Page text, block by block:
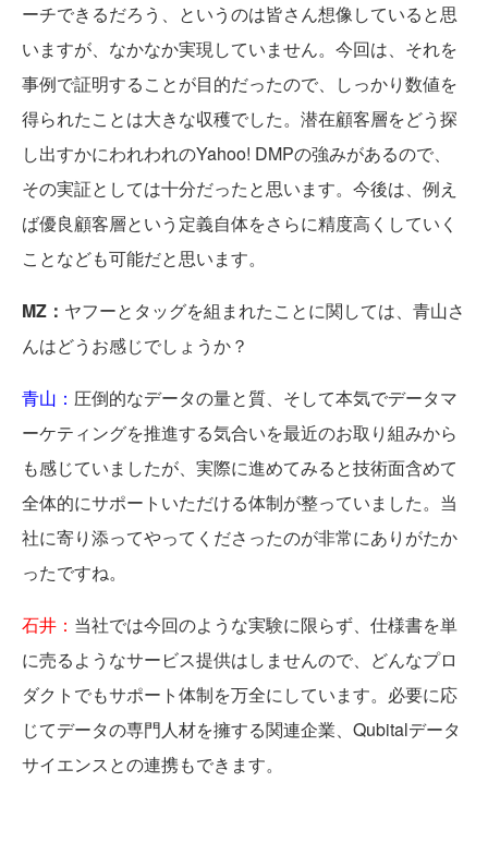
ーチできるだろう、というのは皆さん想像していると思
いますが、なかなか実現していません。今回は、それを
事例で証明することが目的だったので、しっかり数値を
得られたことは大きな収穫でした。潜在顧客層をどう探
し出すかにわれわれのYahoo! DMPの強みがあるので、
その実証としては十分だったと思います。今後は、例え
ば優良顧客層という定義自体をさらに精度高くしていく
ことなども可能だと思います。
MZ： ヤフーとタッグを組まれたことに関しては、青山さ
んはどうお感じでしょうか？
青山： 圧倒的なデータの量と質、そして本気でデータマ
ーケティングを推進する気合いを最近のお取り組みから
も感じていましたが、実際に進めてみると技術面含めて
全体的にサポートいただける体制が整っていました。当
社に寄り添ってやってくださったのが非常にありがたか
ったですね。
石井： 当社では今回のような実験に限らず、仕様書を単
に売るようなサービス提供はしませんので、どんなプロ
ダクトでもサポート体制を万全にしています。必要に応
じてデータの専門人材を擁する関連企業、Qubitalデータ
サイエンスとの連携もできます。